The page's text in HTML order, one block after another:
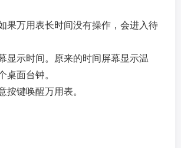
果万用表长时间没有操作，会进入待
显示时间。原来的时间屏幕显示温
桌面台钟。
按键唤醒万用表。